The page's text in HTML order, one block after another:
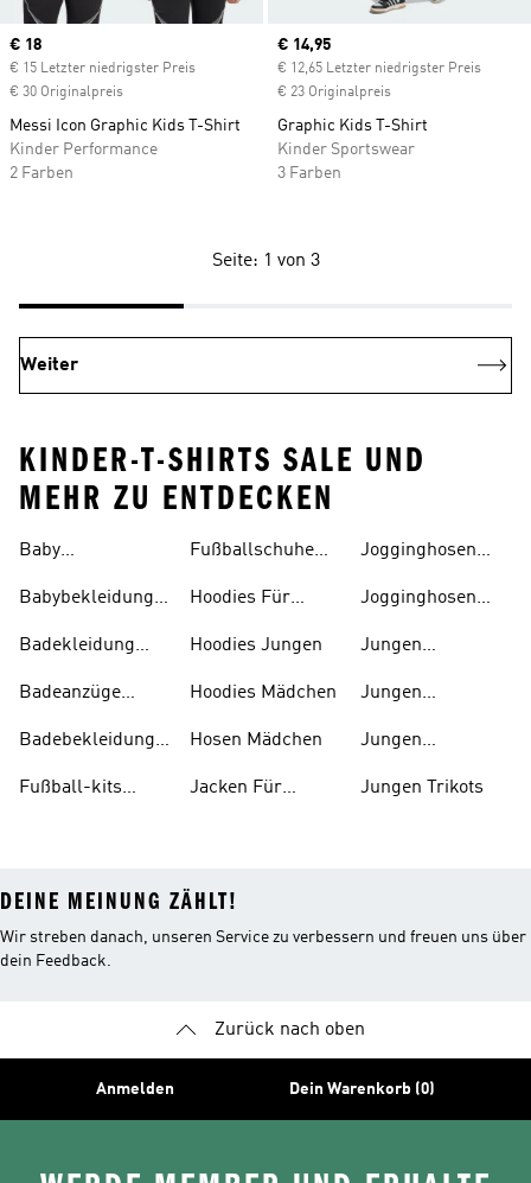
Current price
€ 18
€ 15 Letzter niedrigster Preis
€ 30 Originalpreis
Messi Icon Graphic Kids T-Shirt
Kinder Performance
2 Farben
Current price
€ 14,95
€ 12,65 Letzter niedrigster Preis
€ 23 Originalpreis
Graphic Kids T-Shirt
Kinder Sportswear
3 Farben
Seite: 1 von 3
Weiter
KINDER-T-SHIRTS SALE UND
MEHR ZU ENTDECKEN
Baby
Babybekleidung
Badekleidung
Badeanzüge
Badebekleidung
Fußball-kits
Fußballschuhe
Hoodies Für
Hoodies Jungen
Hoodies Mädchen
Hosen Mädchen
Jacken Für
Jogginghosen
Jogginghosen
Jungen
Jungen
Jungen
Jungen Trikots
DEINE MEINUNG ZÄHLT!
Wir streben danach, unseren Service zu verbessern und freuen uns über
dein Feedback.
Zurück nach oben
Anmelden Dein Warenkorb (0)